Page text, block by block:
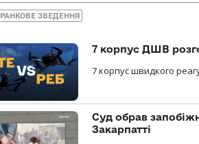
РАНКОВЕ ЗВЕДЕННЯ
7 корпус ДШВ
7 корпус швидкого
Суд обрав
Закарпатті